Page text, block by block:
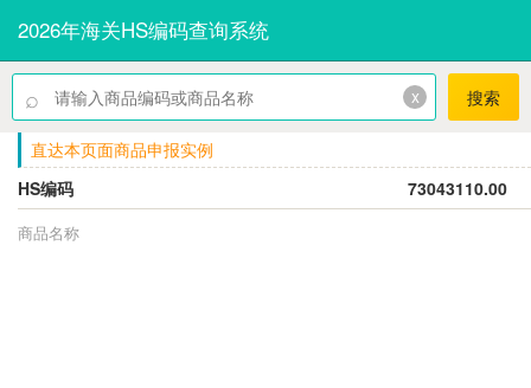
2026年海关HS编码查询系统
⌕ x 搜索
直达本页面商品申报实例
HS编码
73043110.00
商品名称